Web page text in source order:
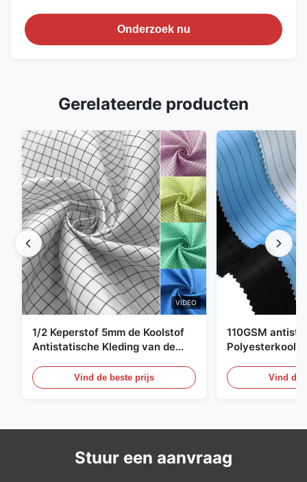
Onderzoek nu
Gerelateerde producten
VIDEO
1/2 Keperstof 5mm de Koolstof
Antistatische Kleding van de
Vind de beste prijs
110GSM
Vind de
Stuur een aanvraag